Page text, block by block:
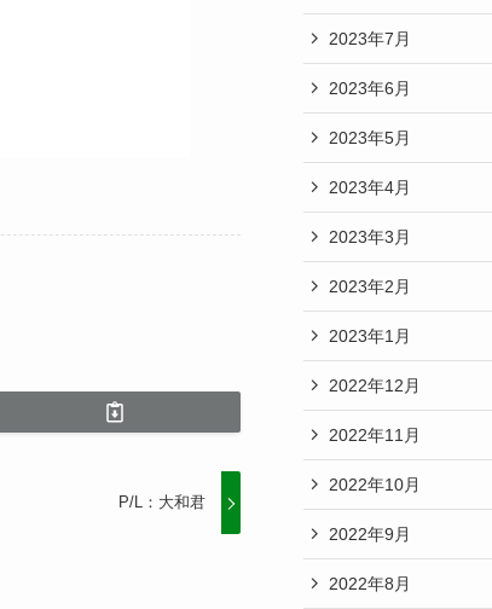
P/L：大和君
2023年7月
2023年6月
2023年5月
2023年4月
2023年3月
2023年2月
2023年1月
2022年12月
2022年11月
2022年10月
2022年9月
2022年8月